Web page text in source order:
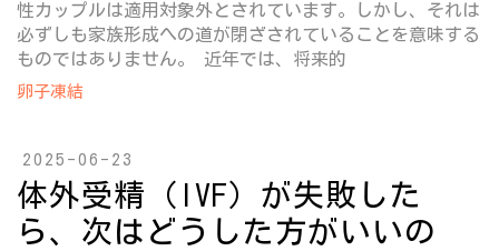
性カップルは適用対象外とされています。しかし、それは
必ずしも家族形成への道が閉ざされていることを意味する
ものではありません。 近年では、将来的
卵子凍結
2025-06-23
体外受精（IVF）が失敗した
ら、次はどうした方がいいの